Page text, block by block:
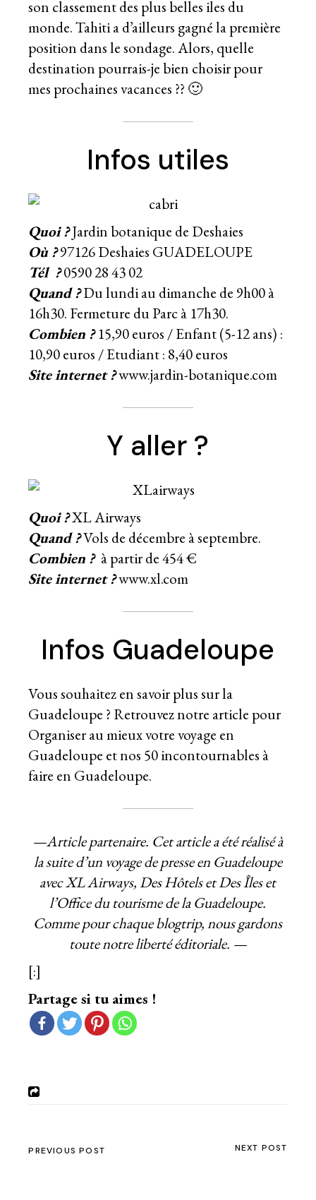
son classement des plus belles iles du
monde. Tahiti a d’ailleurs gagné la première
position dans le sondage. Alors, quelle
destination pourrais-je bien choisir pour
mes prochaines vacances ?? 🙂
Infos utiles
Quoi ?Jardin botanique de Deshaies
Où ?97126 Deshaies GUADELOUPE
Tél ?0590 28 43 02
Quand ?Du lundi au dimanche de 9h00 à
16h30. Fermeture du Parc à 17h30.
Combien ? 15,90 euros / Enfant (5-12 ans) :
10,90 euros / Etudiant : 8,40 euros
Site internet ?www.jardin-botanique.com
Y aller ?
Quoi ?XL Airways
Quand ?Vols de décembre à septembre.
Combien ? à partir de 454 €
Site internet ?www.xl.com
Infos Guadeloupe
Vous souhaitez en savoir plus sur la
Guadeloupe ? Retrouvez notre article pour
Organiser au mieux votre voyage en
Guadeloupe et nos 50 incontournables à
faire en Guadeloupe.
—Article partenaire. Cet article a été réalisé à
la suite d’un voyage de presse en Guadeloupe
avecXL Airways,Des Hôtels et Des Îleset
l’Office du tourisme de la Guadeloupe.
Comme pour chaque blogtrip, nous gardons
toute notre liberté éditoriale. —
[:]
Partage si tu aimes !
PREVIOUS POST NEXT POST